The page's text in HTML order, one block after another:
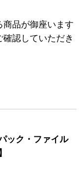
品が御座います
認していただき
ック・ファイル